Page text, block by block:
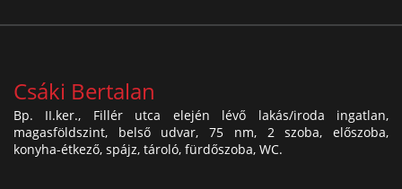
Csáki Bertalan
Bp. II.ker., Fillér utca elején lévő lakás/iroda ingatlan,
magasföldszint, belső udvar, 75 nm, 2 szoba, előszoba,
konyha-étkező, spájz, tároló, fürdőszoba, WC.